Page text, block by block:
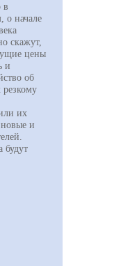
в
о начале
скажут,
цены
и
об
их
новые и
будут